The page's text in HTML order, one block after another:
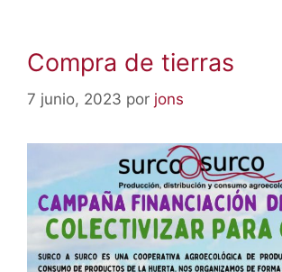
Compra de tierras
7 junio, 2023 por jons